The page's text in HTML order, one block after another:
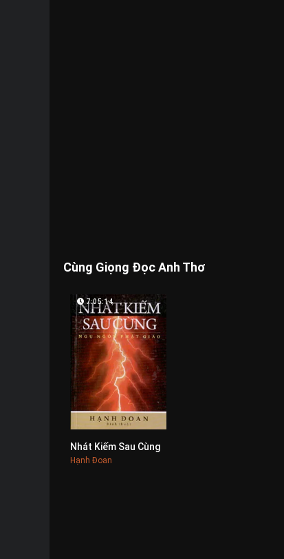
Cùng Giọng Đọc Anh Thơ
0
7:05:14
Nhát Kiếm Sau Cùng
Hạnh Đoan